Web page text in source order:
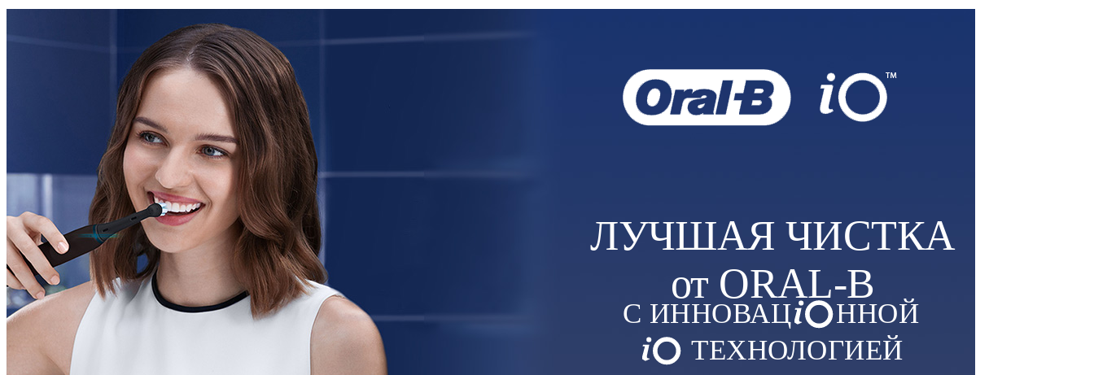
ЛУЧШАЯ ЧИСТКА
от ORAL-B
С ИННОВАЦ
ННОЙ
ТЕХНОЛОГИЕЙ